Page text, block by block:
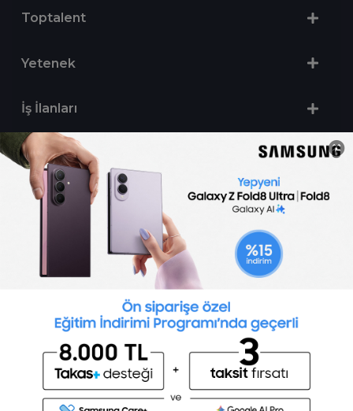
Toptalent
Yetenek
İş İlanları
Sertifika Programları
Yetenek Testleri
Toptalent Marka ve İnsan Kaynakları Danışmanlığı Limited Şirketi Özel İstihdam Bürosu
Olarak 11 / 11 / 2024 - 10 / 11 / 2027 tarihleri arasında faaliyette bulunmak üzere, Türkiye İş
Kurumu tarafından 05.11.2024 tarih ve 16998526 sayılı karar uyarınca 1251 nolu belge ile faaliyet
göstermektedir.Toptalent İş İlanları için tıklayın. 4904 sayılı kanun uyarınca iş arayanlardan